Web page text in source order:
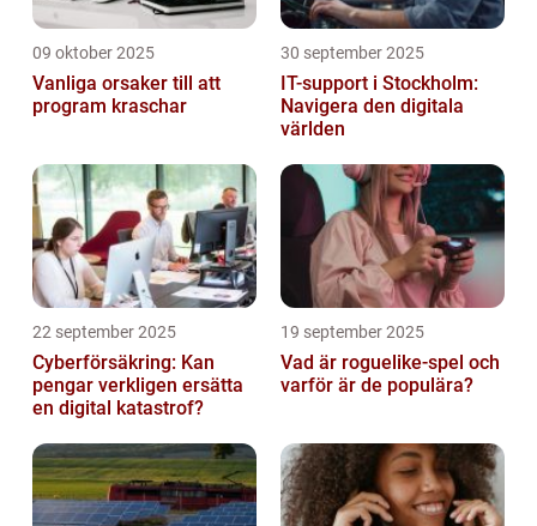
09 oktober 2025
Vanliga orsaker till att
program kraschar
30 september 2025
IT-support i Stockholm:
Navigera den digitala
världen
22 september 2025
Cyberförsäkring: Kan
pengar verkligen ersätta
en digital katastrof?
19 september 2025
Vad är roguelike-spel och
varför är de populära?